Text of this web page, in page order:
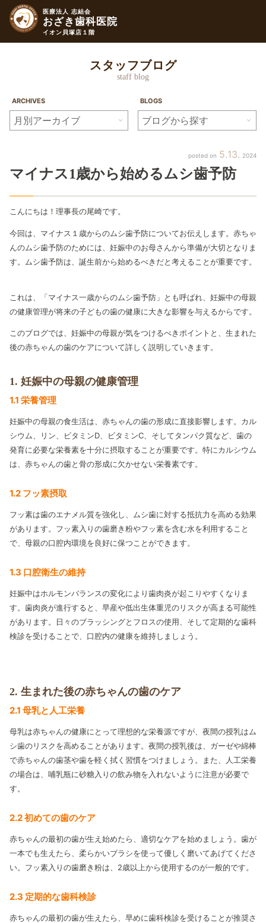
医療法人 志結会
おざき歯科医院
イオン貝塚店１階
スタッフブログ
staff blog
ARCHIVES BLOGS
5 13 2024
マイナス1歳から始めるムシ歯予防
こんにちは！理事長の尾崎です。
今回は、マイナス１歳からのムシ歯予防についてお伝えします。赤ちゃ
んのムシ歯予防のためには、妊娠中のお母さんから準備が大切となりま
す。ムシ歯予防は、誕生前から始めるべきだと考えることが重要です。
これは、「マイナス一歳からのムシ歯予防」とも呼ばれ、妊娠中の母親
の健康管理が将来の子どもの歯の健康に大きな影響を与えるからです。
このブログでは、妊娠中の母親が気をつけるべきポイントと、生まれた
後の赤ちゃんの歯のケアについて詳しく説明していきます。
1. 妊娠中の母親の健康管理
1.1 栄養管理
妊娠中の母親の食生活は、赤ちゃんの歯の形成に直接影響します。カル
シウム、リン、ビタミンD、ビタミンC、そしてタンパク質など、歯の
発育に必要な栄養素を十分に摂取することが重要です。特にカルシウム
は、赤ちゃんの歯と骨の形成に欠かせない栄養素です。
1.2 フッ素摂取
フッ素は歯のエナメル質を強化し、ムシ歯に対する抵抗力を高める効果
があります。フッ素入りの歯磨き粉やフッ素を含む水を利用すること
で、母親の口腔内環境を良好に保つことができます。
1.3 口腔衛生の維持
妊娠中はホルモンバランスの変化により歯肉炎が起こりやすくなりま
す。歯肉炎が進行すると、早産や低出生体重児のリスクが高まる可能性
があります。日々のブラッシングとフロスの使用、そして定期的な歯科
検診を受けることで、口腔内の健康を維持しましょう。
2. 生まれた後の赤ちゃんの歯のケア
2.1 母乳と人工栄養
母乳は赤ちゃんの健康にとって理想的な栄養源ですが、夜間の授乳はム
シ歯のリスクを高めることがあります。夜間の授乳後は、ガーゼや綿棒
で赤ちゃんの歯茎や歯を軽く拭く習慣をつけましょう。また、人工栄養
の場合は、哺乳瓶に砂糖入りの飲み物を入れないように注意が必要で
す。
2.2 初めての歯のケア
赤ちゃんの最初の歯が生え始めたら、適切なケアを始めましょう。歯が
一本でも生えたら、柔らかいブラシを使って優しく磨いてあげてくださ
い。フッ素入りの歯磨き粉は、2歳以上から使用するのが一般的です。
2.3 定期的な歯科検診
赤ちゃんの最初の歯が生えたら、早めに歯科検診を受けることが推奨さ